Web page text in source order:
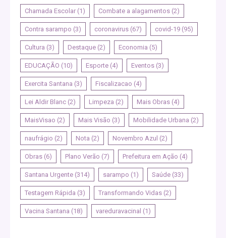
Chamada Escolar (1) Combate a alagamentos (2)
Contra sarampo (3) coronavirus (67) covid-19 (95)
Cultura (3) Destaque (2) Economia (5)
EDUCAÇÃO (10) Esporte (4) Eventos (3)
Exercita Santana (3) Fiscalizacao (4)
Lei Aldir Blanc (2) Limpeza (2) Mais Obras (4)
MaisVisao (2) Mais Visão (3) Mobilidade Urbana (2)
naufrágio (2) Nota (2) Novembro Azul (2)
Obras (6) Plano Verão (7) Prefeitura em Ação (4)
Santana Urgente (314) sarampo (1) Saúde (33)
Testagem Rápida (3) Transformando Vidas (2)
Vacina Santana (18) vareduravacinal (1)